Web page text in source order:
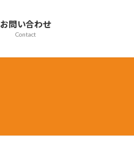
お問い合わせ
Contact